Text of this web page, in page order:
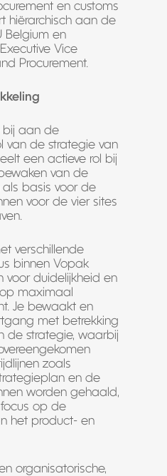
en customs
hiërarchisch aan de
Belgium en
Vice
Procurement.
bij aan de
van de strategie van
een actieve rol bij
van de
basis voor de
voor de vier sites
verschillende
binnen Vopak
voor duidelijkheid en
maximaal
Je bewaakt en
met betrekking
de strategie, waarbij
zoals
en de
worden gehaald,
op de
het product- en
organisatorische,